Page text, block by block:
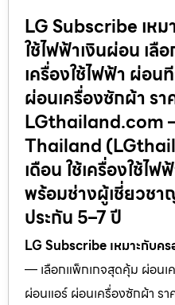
LG Subscribe เหม
ใช้ไฟฟ้าเงินผ่อน เ
เครื่องใช้ไฟฟ้า ผ่อ
ผ่อนเครื่องซักผ้า ร
LGthailand.com
Thailand
เดือน ใช้เครื่องใช้ไ
พร้อมช่างผู้เชี่ยวช
ประกัน 5–7 ปี
LG Subscribe เหมาะกับค
— เลือกแพ็กเกจสุดคุ้ม ผ่อนเ
ผ่อนแอร์ ผ่อนเครื่องซักผ้า ร